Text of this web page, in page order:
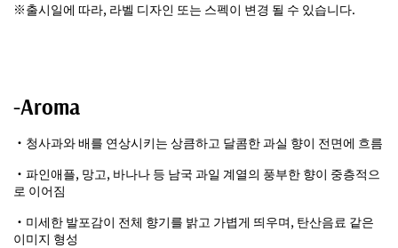
※출시일에 따라, 라벨 디자인 또는 스펙이 변경 될 수 있습니다.
-Aroma
・청사과와 배를 연상시키는 상큼하고 달콤한 과실 향이 전면에 흐름
・파인애플, 망고, 바나나 등 남국 과일 계열의 풍부한 향이 중층적으
로 이어짐
・미세한 발포감이 전체 향기를 밝고 가볍게 띄우며, 탄산음료 같은
이미지 형성